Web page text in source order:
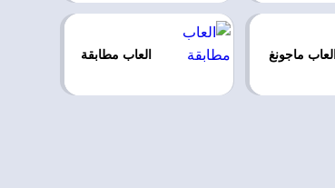
العاب ماجونغ العاب مطابقة